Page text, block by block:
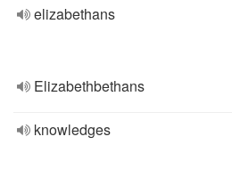
elizabethans
Elizabethbethans
knowledges